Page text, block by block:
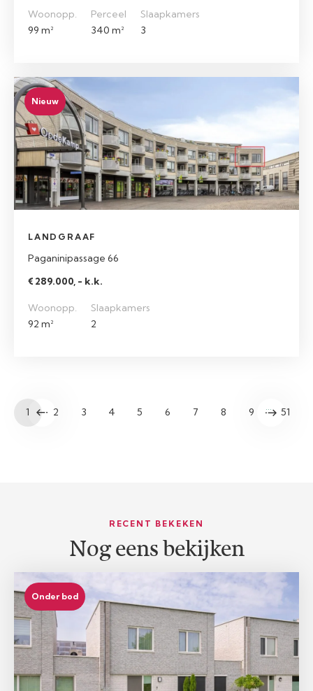
Woonopp.
99 m²
Perceel
340 m²
Slaapkamers
3
Nieuw
LANDGRAAF
Paganinipassage 66
€ 289.000, - k.k.
Woonopp.
92 m²
Slaapkamers
2
1 2 3 4 5 6 7 8 9 … 51
RECENT BEKEKEN
Nog eens bekijken
Onder bod